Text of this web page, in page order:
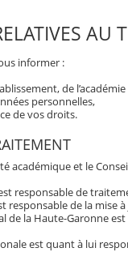
AU
informer :
de
personnelles,
de vos droits.
académique et le
responsable de
responsable de la mise
de la Haute-Garonne
est quant à lui